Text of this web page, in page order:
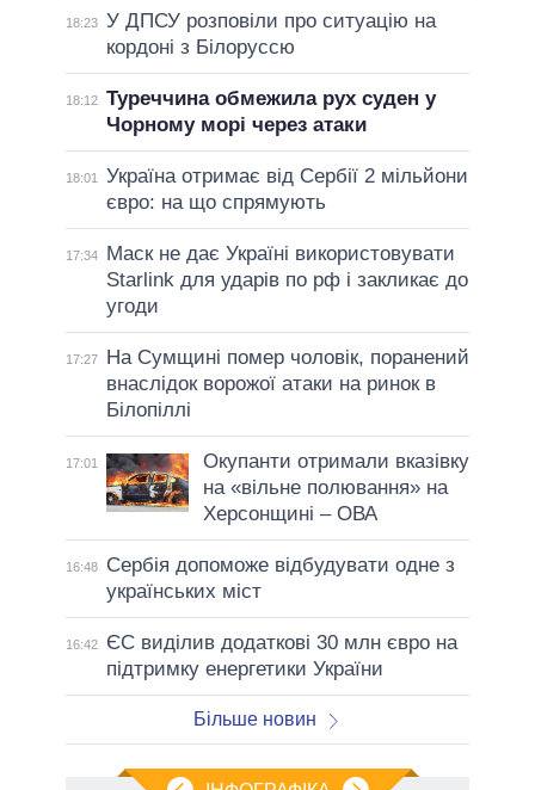
18:23 У ДПСУ розповіли про ситуацію на
кордоні з Білоруссю
18:12 Туреччина обмежила рух суден у
Чорному морі через атаки
18:01
Україна отримає від Сербії 2 мільйони
євро: на що спрямують
17:34
Маск не дає Україні використовувати
Starlink для ударів по рф і закликає до
угоди
17:27
На Сумщині помер чоловік, поранений
внаслідок ворожої атаки на ринок в
Білопіллі
17:01
Окупанти отримали вказівку
на «вільне полювання» на
Херсонщині – ОВА
16:48
Сербія допоможе відбудувати одне з
українських міст
16:42
ЄС виділив додаткові 30 млн євро на
підтримку енергетики України
Більше новин